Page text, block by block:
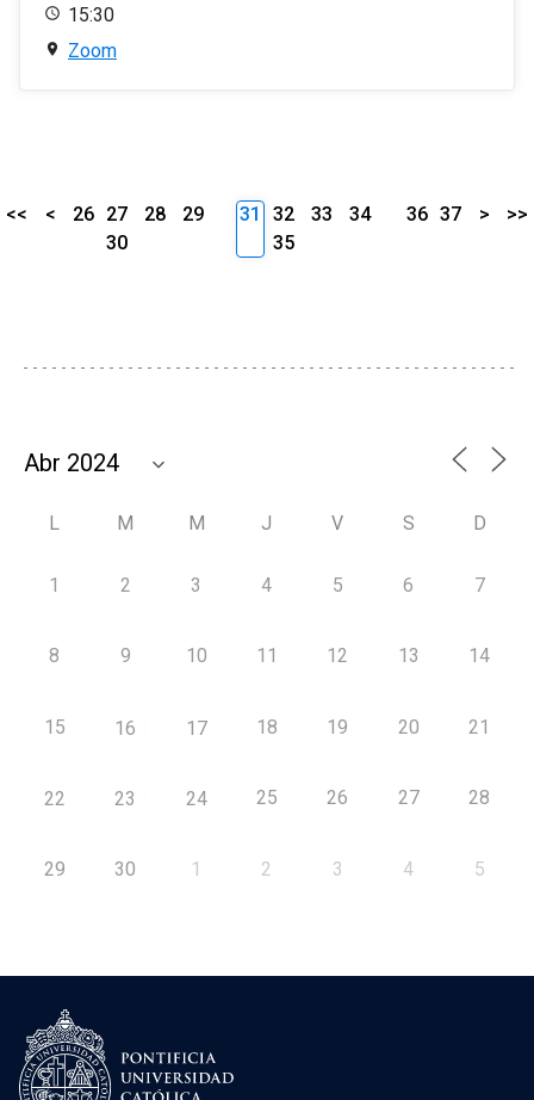
15:30
Zoom
<< < 26 27 28
29
30
31 32 33
34
35
36 37 > >>
L M M J V S D
1 2 3 4 5 6 7
8 9 10 11 12 13 14
15 16 17 18 19 20 21
22 23 24 25 26 27 28
29 30 1 2 3 4 5